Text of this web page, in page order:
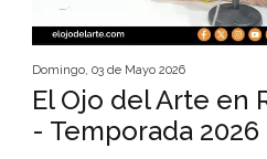
Domingo, 03 de Mayo 2026
El Ojo del Arte en
- Temporada